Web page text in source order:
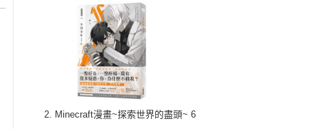
Minecraft漫畫~探索世界的盡頭~ 6